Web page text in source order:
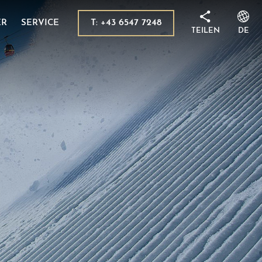
Kaprun
Hohe Tauern
SERVICE T: +43 6547 7248
TEILEN DE